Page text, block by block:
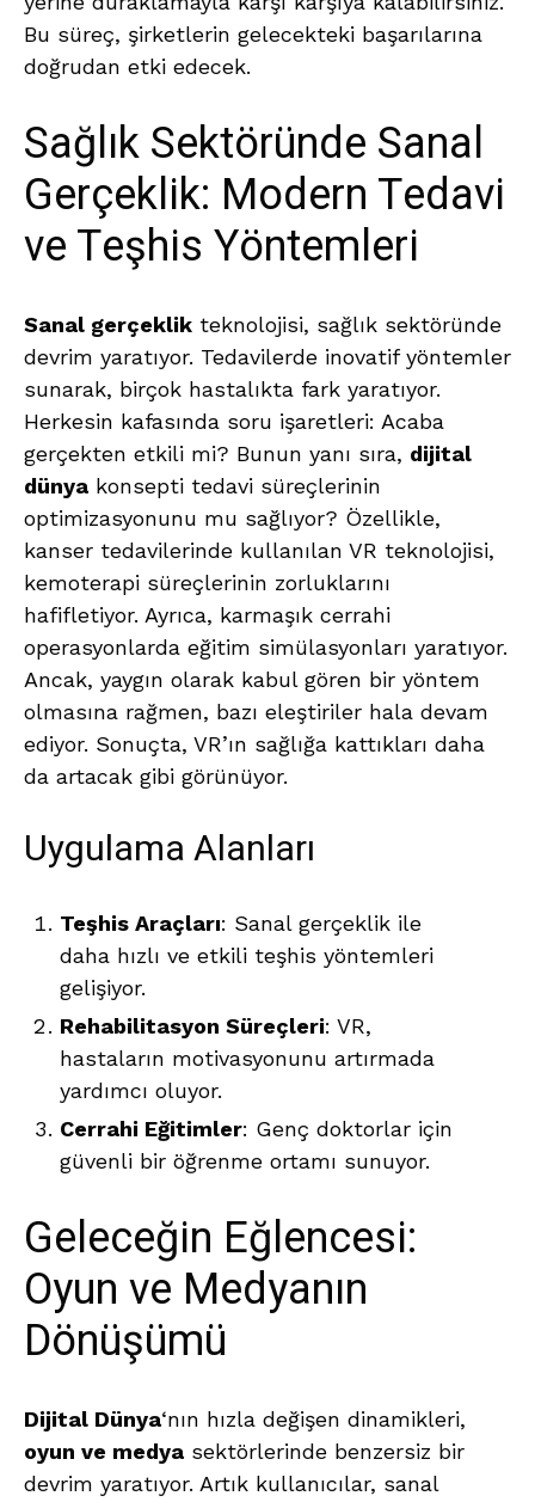
Bu süreç, şirketlerin gelecekteki başarılarına
doğrudan etki edecek.
Sağlık Sektöründe Sanal
Gerçeklik: Modern Tedavi
ve Teşhis Yöntemleri
Sanal gerçeklik teknolojisi, sağlık sektöründe
devrim yaratıyor. Tedavilerde inovatif yöntemler
sunarak, birçok hastalıkta fark yaratıyor.
Herkesin kafasında soru işaretleri: Acaba
gerçekten etkili mi? Bunun yanı sıra, dijital
dünya konsepti tedavi süreçlerinin
optimizasyonunu mu sağlıyor? Özellikle,
kanser tedavilerinde kullanılan VR teknolojisi,
kemoterapi süreçlerinin zorluklarını
hafifletiyor. Ayrıca, karmaşık cerrahi
operasyonlarda eğitim simülasyonları yaratıyor.
Ancak, yaygın olarak kabul gören bir yöntem
olmasına rağmen, bazı eleştiriler hala devam
ediyor. Sonuçta, VR’ın sağlığa kattıkları daha
da artacak gibi görünüyor.
Uygulama Alanları
Teşhis Araçları: Sanal gerçeklik ile
daha hızlı ve etkili teşhis yöntemleri
gelişiyor.
Rehabilitasyon Süreçleri: VR,
hastaların motivasyonunu artırmada
yardımcı oluyor.
Cerrahi Eğitimler: Genç doktorlar için
güvenli bir öğrenme ortamı sunuyor.
Geleceğin Eğlencesi:
Oyun ve Medyanın
Dönüşümü
Dijital Dünya‘nın hızla değişen dinamikleri,
oyun ve medya sektörlerinde benzersiz bir
devrim yaratıyor. Artık kullanıcılar, sanal